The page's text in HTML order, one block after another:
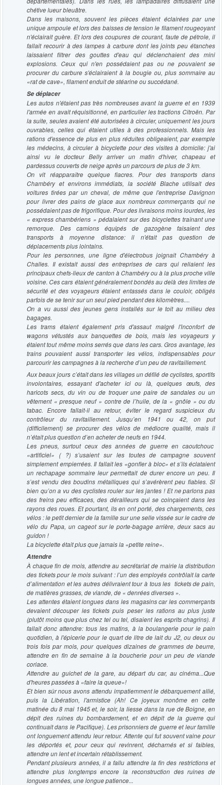
chétive lueur bleuâtre.
Dans les maisons, souvent les pièces étaient éclairées par une
unique ampoule et lors des baisses de tension le filament rougeoyant
n'éclairait guère. Et lors des coupures de courant, faute de pétrole, il
fallait recourir à des lampes à carbure dont les joints peu étanches
laissaient filtrer des gouttes d'eau qui déclenchaient des mini
explosions. Ceux qui n'en possédaient pas ou ne pouvaient se
procurer du carbure s'éclairaient à la bougie ou, plus sommaire au
«rat de cave», filament enduit de stéarine ou succédané.
Se déplacer
Les autos n'étaient pas très nombreuses avant la guerre et en 1939
l'armée en avait réquisitionné, en particulier les tractions Citroën. Par
la suite, seules avaient été autorisées à circuler, uniquement les jours
ouvrables, celles qui étaient utiles à des professionnels. Mais les
rations d'essence de plus en plus réduites obligeaient, par exemple
les médecins, à circuler à bicyclette pour des visites à domicile: j'ai
ainsi vu le docteur Belly arriver un matin d'hiver, chapeau et
pardessus couverts de neige après un parcours de plus de 3 km.
On vit réapparaître quelque fiacres. Pour des transports dans
Chambéry et environs immédiats, la société Blache utilisait des
voitures tirées par un cheval, de même que l'entreprise Davignon
pour livrer des pains de glace aux nombreux commerçants qui ne
possédaient pas de frigorifique. Pour des livraisons moins lourdes, les
« express chambériens » pédalaient sur des bicyclettes traînant une
remorque. Des camions équipés de gazogène faisaient des
transports à moyenne distance: il n'était pas question de
déplacements plus lointains.
Pour les personnes, une ligne d'électrobus joignait Chambéry à
Challes. Il existait aussi des entreprises de cars qui reliaient les
principaux chefs-lieux de canton à Chambéry ou à la plus proche ville
voisine. Ces cars étaient généralement bondés au delà des limites de
sécurité et des voyageurs étaient entassés dans le couloir, obligés
parfois de se tenir sur un seul pied pendant des kilomètres....
On a vu aussi des jeunes gens installés sur le toit au milieu des
bagages.
Les trams étaient également pris d'assaut malgré l'inconfort de
wagons vétustés aux banquettes de bois, mais les voyageurs y
étaient tout même moins serrés que dans les cars. Gros avantage, les
trains pouvaient aussi transporter les vélos, indispensables pour
parcourir les campagnes à la recherche d’un peu de ravitaillement.
Aux beaux jours c’était dans les villages un défilé de cyclistes, sportifs
involontaires, essayant d'acheter ici ou là, quelques œufs, des
haricots secs, du vin ou de troquer une paire de sandales ou un
vêtement « presque neuf » contre de l’huile, de la « gnôle » ou du
tabac. Encore fallait-il au retour, éviter le regard suspicieux du
contrôleur du ravitaillement. Jusqu’en 1941 ou 42, on put
(difficilement) se procurer des vélos de médiocre qualité, mais il
n’était plus question d’en acheter de neufs en 1944.
Les pneus, surtout ceux des années de guerre en caoutchouc
«artificiel» ( ?) s’usaient sur les toutes de campagne souvent
simplement empierrées. Il fallait les «gonfler à bloc» et s’ils éclataient
un rechapage sommaire leur permettait de durer encore un peu. Il
s’est vendu des boudins métalliques qui s’avérèrent peu fiables. Si
bien qu’on a vu des cyclistes rouler sur les jantes ! Et ne parlons pas
des freins peu efficaces, des dérailleurs qui se coinçaient dans les
rayons des roues. Et pourtant, ils en ont porté, des chargements, ces
vélos : le petit dernier de la famille sur une selle vissée sur le cadre de
vélo du Papa, un cageot sur le porte-bagage arrière, deux sacs au
guidon !
La bicyclette était plus que jamais la «petite reine».
Attendre
À chaque fin de mois, attendre au secrétariat de mairie la distribution
des tickets pour le mois suivant : l’un des employés contrôlait la carte
d’alimentation et les autres délivraient tour à tous les tickets de pain,
de matières grasses, de viande, de « denrées diverses ».
Les attentes étaient longues dans les magasins car les commerçants
devaient découper les tickets puis peser les rations au plus juste
(plutôt moins que plus chez tel ou tel, disaient les esprits chagrins). Il
fallait donc attendre: tous les matins, à la boulangerie pour le pain
quotidien, à l'épicerie pour le quart de litre de lait du J2, ou deux ou
trois fois par mois, pour quelques dizaines de grammes de beurre,
attendre en fin de semaine à la boucherie pour un peu de viande
coriace.
Attendre au guichet de la gare, au départ du car, au cinéma...Que
d'heures passées à «faire la queue»!
Et bien sûr nous avons attendu impatiemment le débarquement allié,
puis la Libération, l'armistice (Ah! Ce joyeux monôme en cette
matinée du 8 mai 1945 et, le soir, la liesse dans la rue de Boigne, en
dépit des ruines du bombardement, et en dépit de la guerre qui
continuait dans le Pacifique). Les prisonniers de guerre et leur famille
ont longuement attendu leur retour. Attente qui fut souvent vaine pour
les déportés et, pour ceux qui revinrent, décharnés et si faibles,
attendre un lent et incertain rétablissement.
Pendant plusieurs années, il a fallu attendre la fin des restrictions et
attendre plus longtemps encore la reconstruction des ruines de
longues années, une longue patience...